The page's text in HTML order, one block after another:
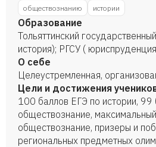
обществознанию истории
Образование
Тольяттинский
история); РГСУ (
О себе
Целеустремленная,
Цели и достижения
100 баллов ЕГЭ по истории, 99
обществознание,
обществознание, призеры и
региональных предметных